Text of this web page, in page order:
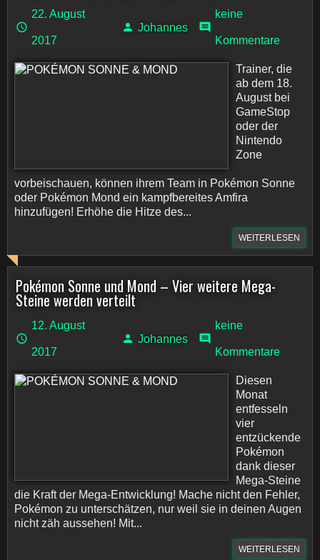
22. August
2017
Johannes
keine
Kommentare
Trainer, die
ab dem 18.
August bei
GameStop
oder der
Nintendo
Zone
vorbeischauen, können ihrem Team in Pokémon Sonne
oder Pokémon Mond ein kampfbereites Amfira
hinzufügen! Erhöhe die Hitze des...
WEITERLESEN
Pokémon Sonne und Mond – Vier weitere Mega-
Steine werden verteilt
12. August
2017
Johannes
keine
Kommentare
Diesen
Monat
entfesseln
vier
entzückende
Pokémon
dank dieser
Mega-Steine
die Kraft der Mega-Entwicklung! Mache nicht den Fehler,
Pokémon zu unterschätzen, nur weil sie in deinen Augen
nicht zäh aussehen! Mit...
WEITERLESEN